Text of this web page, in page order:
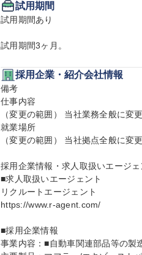
試用期間
試用期間あり
試用期間3ヶ月。
採用企業・紹介会社情報
備考
仕事内容
（変更の範囲） 当社業務全般に変
就業場所
（変更の範囲） 当社拠点全般に変
採用企業情報・求人取扱いエージェ
■求人取扱いエージェント
リクルートエージェント
https://www.r-agent.com/
■採用企業情報
事業内容：■自動車関連部品等の製